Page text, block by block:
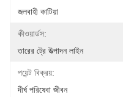
জলবাহী কাটিয়া
কীওয়ার্ডস:
তারের ট্রে উত্পাদন লাইন
পয়েন্ট বিক্রয়:
দীর্ঘ পরিষেবা জীবন